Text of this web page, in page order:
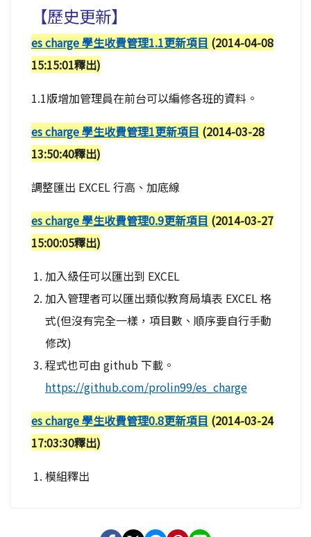
【歷史更新】
es charge 學生收費管理1.1更新項目 (2014-04-08
15:15:01釋出)
1.1版增加管理員在前台可以編修各班的資料。
es charge 學生收費管理1更新項目 (2014-03-28
13:50:40釋出)
調整匯出 EXCEL 行高、加底線
es charge 學生收費管理0.9更新項目 (2014-03-27
15:00:05釋出)
加入級任可以匯出到 EXCEL
加入管理者可以匯出類似教育局填表 EXCEL 格
式(但沒有完全一樣，項目數、順序要自行手動
修改)
程式也可由 github 下載。
https://github.com/prolin99/es_charge
es charge 學生收費管理0.8更新項目 (2014-03-24
17:03:30釋出)
模組釋出